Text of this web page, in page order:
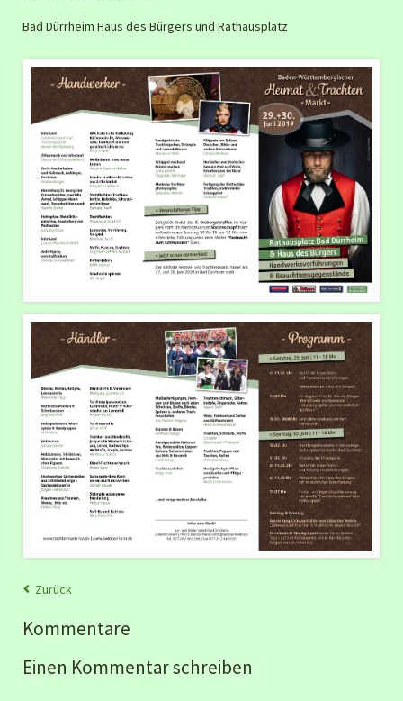
Bad Dürrheim Haus des Bürgers und Rathausplatz
Zurück
Kommentare
Einen Kommentar schreiben